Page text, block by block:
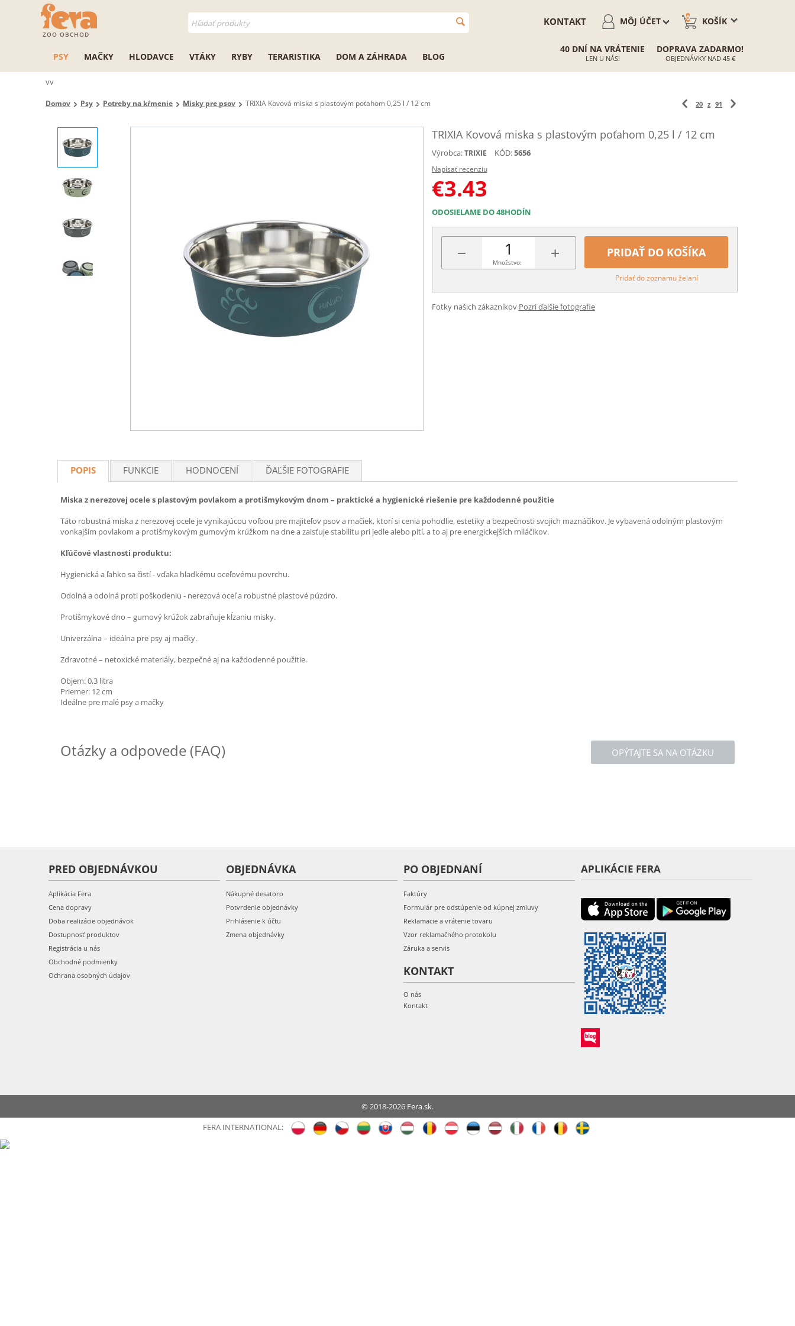
ZOO OBCHOD
KOŠÍK
0
MÔJ ÚČET
KONTAKT
PSY MAČKY HLODAVCE VTÁKY RYBY TERARISTIKA DOM A ZÁHRADA BLOG
40 DNÍ NA VRÁTENIE
LEN U NÁS!
DOPRAVA ZADARMO!
OBJEDNÁVKY NAD 45 €
vv
Domov Psy Potreby na kŕmenie Misky pre psov TRIXIA Kovová miska s plastovým poťahom 0,25 l / 12 cm 20 z 91
TRIXIA Kovová miska s plastovým poťahom 0,25 l / 12 cm
Výrobca: TRIXIE KÓD:5656
Napísať recenziu
€3.43
ODOSIELAME DO 48HODÍN
− +
Množstvo:
PRIDAŤ DO KOŠÍKA
Pridať do zoznamu želaní
Fotky našich zákazníkov Pozri ďalšie fotografie
POPIS FUNKCIE HODNOCENÍ ĎAĽŠIE FOTOGRAFIE
Miska z nerezovej ocele s plastovým povlakom a protišmykovým dnom – praktické a hygienické riešenie pre každodenné použitie
Táto robustná miska z nerezovej ocele je vynikajúcou voľbou pre majiteľov psov a mačiek, ktorí si cenia pohodlie, estetiky a bezpečnosti svojich maznáčikov. Je vybavená odolným plastovým
vonkajším povlakom a protišmykovým gumovým krúžkom na dne a zaisťuje stabilitu pri jedle alebo pití, a to aj pre energickejších miláčikov.
Kľúčové vlastnosti produktu:
Hygienická a ľahko sa čistí - vďaka hladkému oceľovému povrchu.
Odolná a odolná proti poškodeniu - nerezová oceľ a robustné plastové púzdro.
Protišmykové dno – gumový krúžok zabraňuje kĺzaniu misky.
Univerzálna – ideálna pre psy aj mačky.
Zdravotné – netoxické materiály, bezpečné aj na každodenné použitie.
Objem: 0,3 litra
Priemer: 12 cm
Ideálne pre malé psy a mačky
OPÝTAJTE SA NA OTÁZKU
Otázky a odpovede (FAQ)
PRED OBJEDNÁVKOU
Aplikácia Fera
Cena dopravy
Doba realizácie objednávok
Dostupnosť produktov
Registrácia u nás
Obchodné podmienky
Ochrana osobných údajov
OBJEDNÁVKA
Nákupné desatoro
Potvrdenie objednávky
Prihlásenie k účtu
Zmena objednávky
PO OBJEDNANÍ
Faktúry
Formulár pre odstúpenie od kúpnej zmluvy
Reklamacie a vrátenie tovaru
Vzor reklamačného protokolu
Záruka a servis
KONTAKT
O nás
Kontakt
APLIKÁCIE FERA
© 2018-2026 Fera.sk.
FERA INTERNATIONAL: